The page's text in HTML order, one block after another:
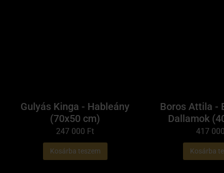
Gulyás Kinga - Hableány
(70x50 cm)
247 000 Ft
Kosárba teszem
Boros Attila -
Dallamok
417 000
Kosárba